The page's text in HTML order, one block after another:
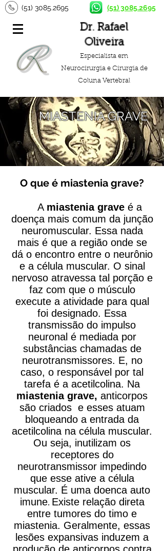
Dr. Rafael
Oliveira
Especialista em
Neurocirurgia e Cirurgia de
Coluna Vertebral
(51) 3085.2695 (51) 3085.2695
MIASTENIA GRAVE
O que é miastenia grave?
A miastenia grave é a
doença mais comum da junção
neuromuscular. Essa nada
mais é que a região onde se
dá o encontro entre o neurônio
e a célula muscular. O sinal
nervoso atravessa tal porção e
faz com que o músculo
execute a atividade para qual
foi designado. Essa
transmissão do impulso
neuronal é mediada por
substâncias chamadas de
neurotransmissores. E, no
caso, o responsável por tal
tarefa é a acetilcolina. Na
miastenia grave, anticorpos
são criados e esses atuam
bloqueando a entrada da
acetilcolina na célula muscular.
Ou seja, inutilizam os
receptores do
neurotransmissor impedindo
que esse ative a célula
muscular. É uma doenca auto
imune. Existe relação direta
entre tumores do timo e
miastenia. Geralmente, essas
lesões expansivas induzem a